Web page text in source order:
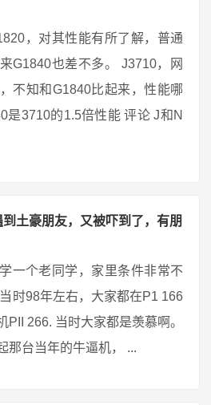
，对其性能有所了解，普通
G1840也差不多。 J3710，网
不知和G1840比起来，性能哪
是3710的1.5倍性能 评论 J和N
土豪朋友，又被吓到了，有朋
一个老同学，家里条件非常不
时98年左右，大家都在P1 166
PII 266. 当时大家都是羡慕啊。
那台当年的牛逼机， ...